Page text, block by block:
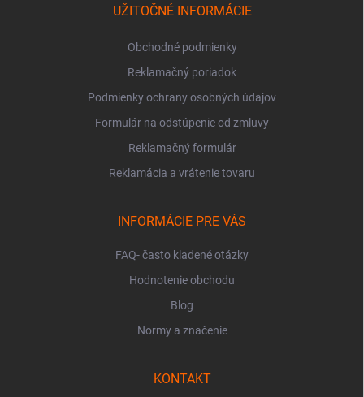
UŽITOČNÉ INFORMÁCIE
Obchodné podmienky
Reklamačný poriadok
Podmienky ochrany osobných údajov
Formulár na odstúpenie od zmluvy
Reklamačný formulár
Reklamácia a vrátenie tovaru
INFORMÁCIE PRE VÁS
FAQ- často kladené otázky
Hodnotenie obchodu
Blog
Normy a značenie
KONTAKT